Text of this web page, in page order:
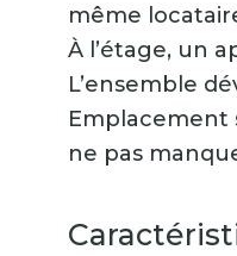
même
À l’étage, un
L’ensemble
Emplacement
ne pas